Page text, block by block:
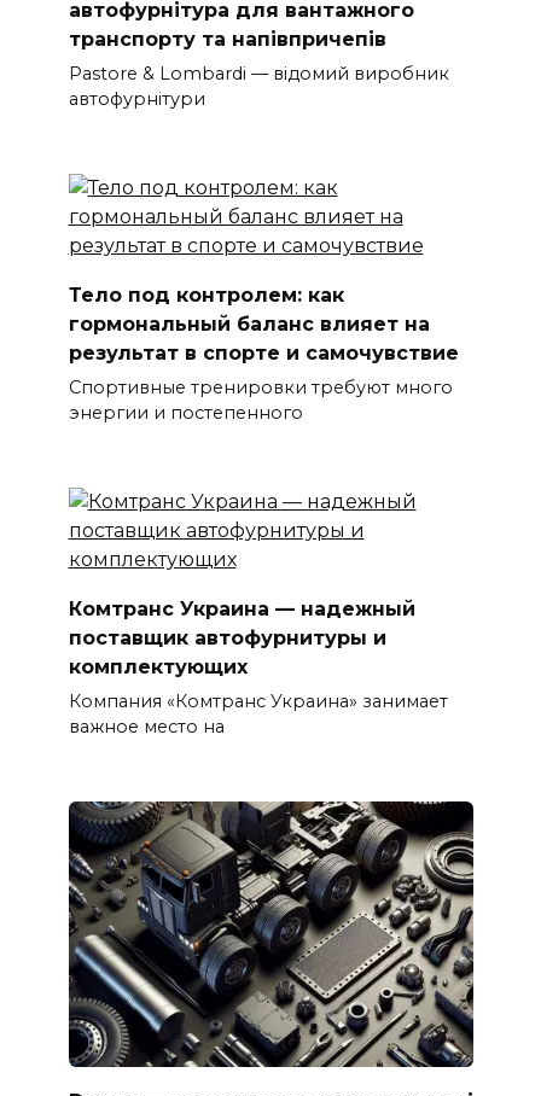
автофурнітура для вантажного
транспорту та напівпричепів
Pastore & Lombardi — відомий виробник
автофурнітури
Тело под контролем: как
гормональный баланс влияет на
результат в спорте и самочувствие
Спортивные тренировки требуют много
энергии и постепенного
Комтранс Украина — надежный
поставщик автофурнитуры и
комплектующих
Компания «Комтранс Украина» занимает
важное место на